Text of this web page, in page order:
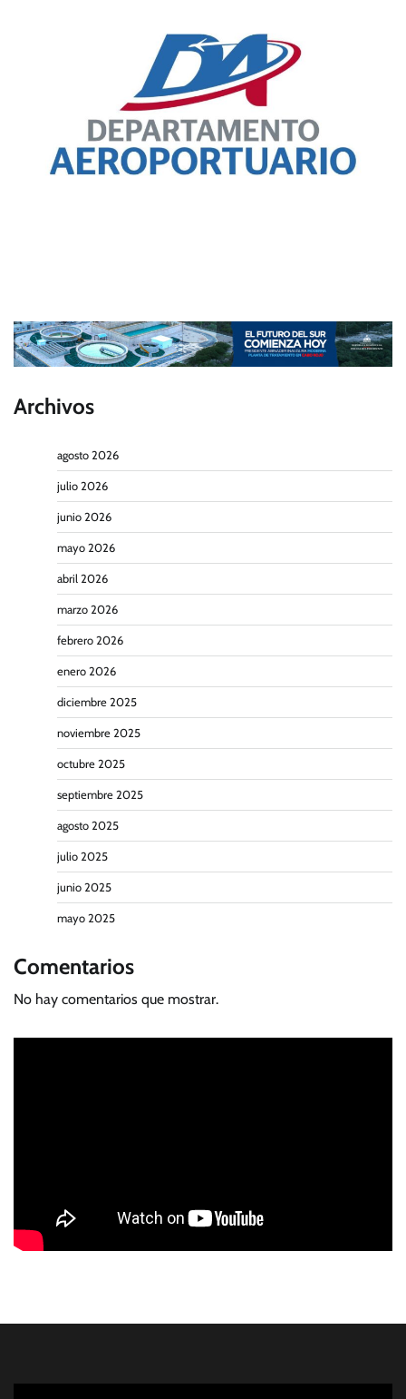
Archivos
agosto 2026
julio 2026
junio 2026
mayo 2026
abril 2026
marzo 2026
febrero 2026
enero 2026
diciembre 2025
noviembre 2025
octubre 2025
septiembre 2025
agosto 2025
julio 2025
junio 2025
mayo 2025
Comentarios
No hay comentarios que mostrar.